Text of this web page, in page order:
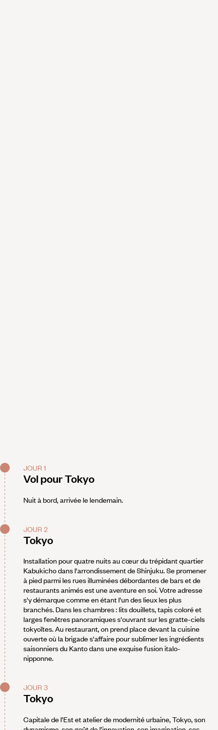
JOUR 1
Vol pour Tokyo
Nuit à bord, arrivée le lendemain.
JOUR 2
Tokyo
Installation pour quatre nuits au cœur du trépidant quartier
Kabukicho dans l'arrondissement de Shinjuku. Se promener
à pied parmi les rues illuminées débordantes de bars et de
restaurants animés est une aventure en soi. Votre adresse
s'y démarque comme en étant l'un des lieux les plus
branchés. Dans les chambres : lits douillets, tapis coloré et
larges fenêtres panoramiques s'ouvrant sur les gratte-ciels
tokyoïtes. Au restaurant, on prend place devant la cuisine
ouverte où la brigade s'affaire pour sublimer les ingrédients
saisonniers du Kanto dans une exquise fusion italo-
nipponne.
JOUR 3
Tokyo
Capitale de l’Est et atelier de modernité urbaine, Tokyo, son